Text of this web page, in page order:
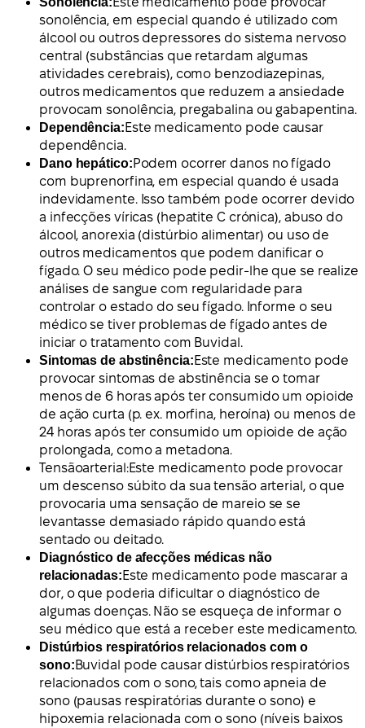
sonolência, em especial quando é utilizado com
álcool ou outros depressores do sistema nervoso
central (substâncias que retardam algumas
atividades cerebrais), como benzodiazepinas,
outros medicamentos que reduzem a ansiedade
provocam sonolência, pregabalina ou gabapentina.
Dependência:Este medicamento pode causar
dependência.
Dano hepático:Podem ocorrer danos no fígado
com buprenorfina, em especial quando é usada
indevidamente. Isso também pode ocorrer devido
a infecções víricas (hepatite C crónica), abuso do
álcool, anorexia (distúrbio alimentar) ou uso de
outros medicamentos que podem danificar o
fígado. O seu médico pode pedir-lhe que se realize
análises de sangue com regularidade para
controlar o estado do seu fígado. Informe o seu
médico se tiver problemas de fígado antes de
iniciar o tratamento com Buvidal.
Sintomas de abstinência:Este medicamento pode
provocar sintomas de abstinência se o tomar
menos de 6 horas após ter consumido um opioide
de ação curta (p. ex. morfina, heroína) ou menos de
24 horas após ter consumido um opioide de ação
prolongada, como a metadona.
Tensãoarterial:Este medicamento pode provocar
um descenso súbito da sua tensão arterial, o que
provocaria uma sensação de mareio se se
levantasse demasiado rápido quando está
sentado ou deitado.
Diagnóstico de afecções médicas não
relacionadas:Este medicamento pode mascarar a
dor, o que poderia dificultar o diagnóstico de
algumas doenças. Não se esqueça de informar o
seu médico que está a receber este medicamento.
Distúrbios respiratórios relacionados com o
sono:Buvidal pode causar distúrbios respiratórios
relacionados com o sono, tais como apneia de
sono (pausas respiratórias durante o sono) e
hipoxemia relacionada com o sono (níveis baixos